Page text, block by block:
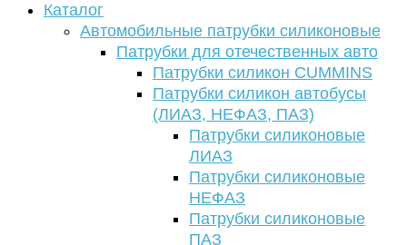
Каталог
Автомобильные патрубки силиконовые
Патрубки для отечественных авто
Патрубки силикон CUMMINS
Патрубки силикон автобусы
(ЛИАЗ, НЕФАЗ, ПАЗ)
Патрубки силиконовые
ЛИАЗ
Патрубки силиконовые
НЕФАЗ
Патрубки силиконовые
ПАЗ